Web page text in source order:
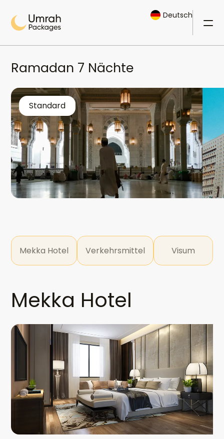
Deutsch
Ramadan 7 Nächte
Standard
Mekka Hotel Verkehrsmittel Visum
Mekka Hotel